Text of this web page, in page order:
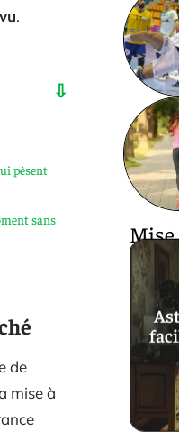
.
pèsent
sans
de
mise à